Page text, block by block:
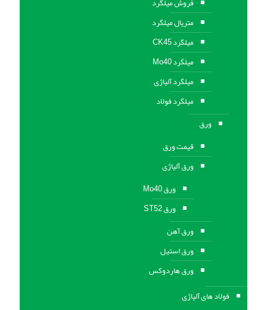
متریال میلگرد
میلگرد CK45
میلگرد Mo40
میلگرد آلیاژی
میلگرد فولاد
ورق
قیمت ورق
ورق آلیاژی
ورق Mo40
ورق ST52
ورق آهن
ورق استيل
ورق هاردوکس
فولاد های آلیاژی